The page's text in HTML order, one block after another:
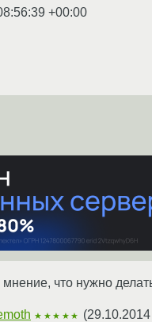
+00:00
мнение, что нужно
★★★★★ (